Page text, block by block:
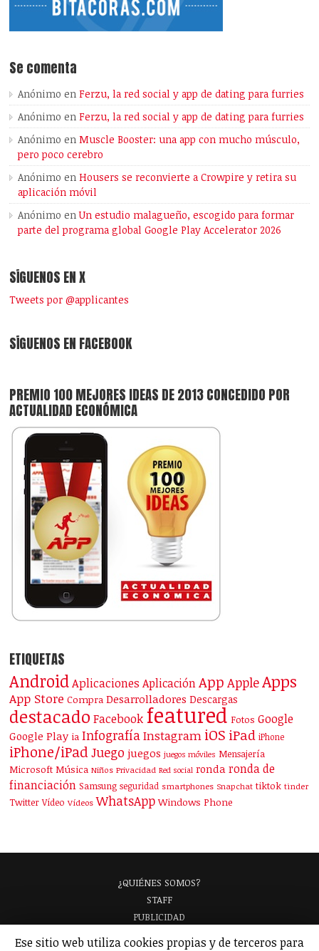
Se comenta
Anónimo enFerzu, la red social y app de dating para furries
Anónimo enFerzu, la red social y app de dating para furries
Anónimo enMuscle Booster: una app con mucho músculo,
pero poco cerebro
Anónimo enHousers se reconvierte a Crowpire y retira su
aplicación móvil
Anónimo enUn estudio malagueño, escogido para formar
parte del programa global Google Play Accelerator 2026
SÍGUENOS EN X
Tweets por @applicantes
SÍGUENOS EN FACEBOOK
PREMIO 100 MEJORES IDEAS DE 2013 CONCEDIDO POR
ACTUALIDAD ECONÓMICA
ETIQUETAS
Android Aplicaciones Aplicación App AppleApps
App Store Compra Desarrolladores Descargas
destacado Facebook featured Fotos Google
Google Play ia InfografíaInstagram iOS iPad iPhone
iPhone/iPad Juego juegos juegos móviles Mensajería
Microsoft Música Niños Privacidad Red social ronda ronda de
financiación Samsung seguridad smartphones Snapchat tiktok tinder
Twitter Vídeo Vídeos WhatsApp Windows Phone
¿QUIÉNES SOMOS?
STAFF
PUBLICIDAD
Ese sitio web utiliza cookies propias y de terceros para